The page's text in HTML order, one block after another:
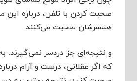
صحبت کردن با تلفن، درباره این
همسرشان صحبت می‌کنند
و نتیجه‌ای جز دردسر نمی‌گیرند.
که اگر عقلانی، درست و آرام